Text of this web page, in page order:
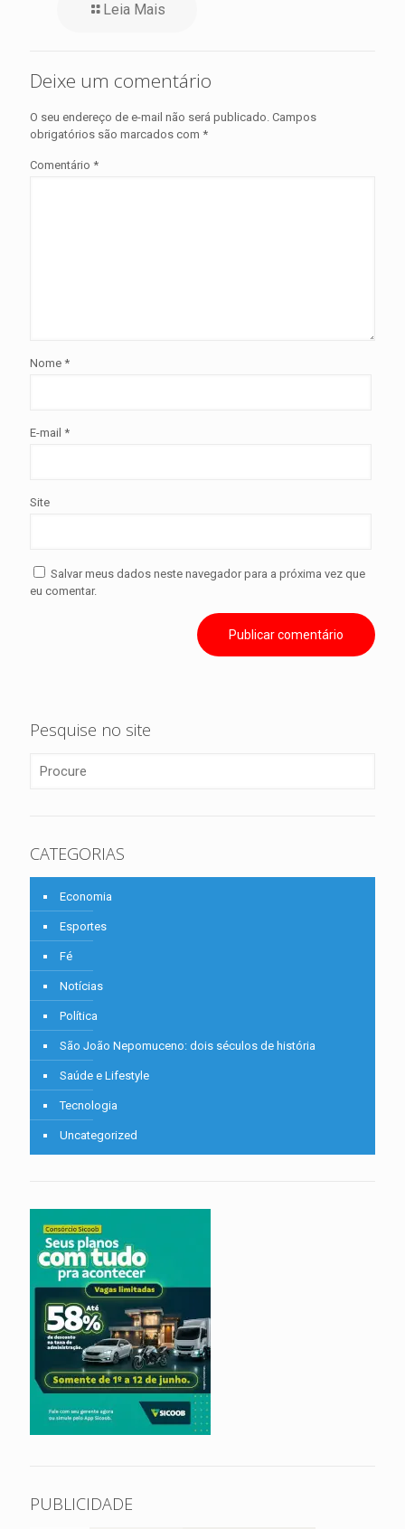
Leia Mais
Deixe um comentário
O seu endereço de e-mail não será publicado. Campos
obrigatórios são marcados com *
Comentário *
Nome *
E-mail *
Site
Salvar meus dados neste navegador para a próxima vez que
eu comentar.
Pesquise no site
CATEGORIAS
Economia
Esportes
Fé
Notícias
Política
São João Nepomuceno: dois séculos de história
Saúde e Lifestyle
Tecnologia
Uncategorized
PUBLICIDADE